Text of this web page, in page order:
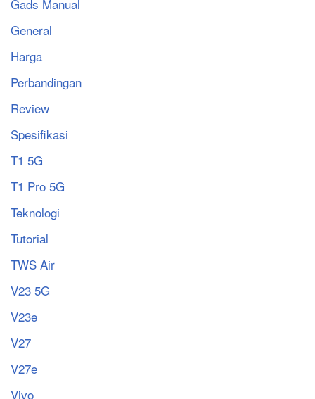
Gads Manual
General
Harga
Perbandingan
Review
Spesifikasi
T1 5G
T1 Pro 5G
Teknologi
Tutorial
TWS Air
V23 5G
V23e
V27
V27e
Vivo